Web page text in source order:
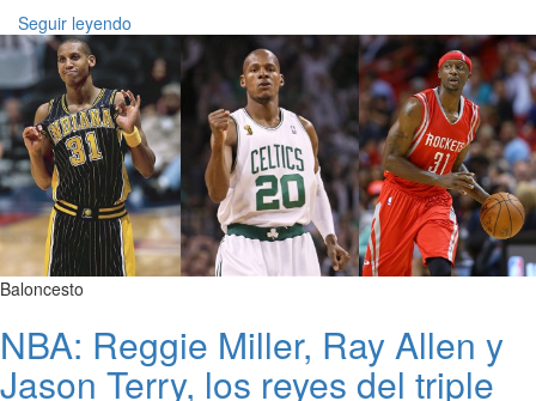
Seguir leyendo
Baloncesto
NBA: Reggie Miller, Ray Allen y
Jason Terry, los reyes del triple